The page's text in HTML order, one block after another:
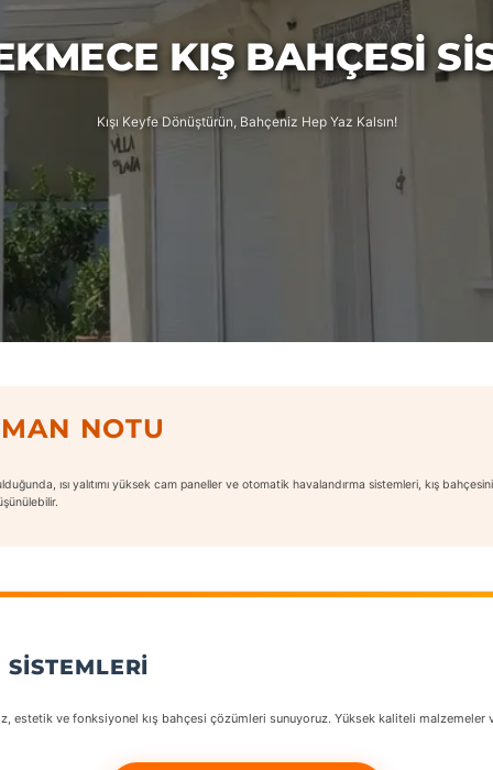
KIŞ BAHÇESI
Kışı Keyfe Dönüştürün, Bahçeniz Hep Yaz Kalsın!
NOTU
ısı yalıtımı yüksek cam paneller ve otomatik havalandırma sistemleri, kış
estetik ve fonksiyonel kış bahçesi çözümleri sunuyoruz. Yüksek kaliteli